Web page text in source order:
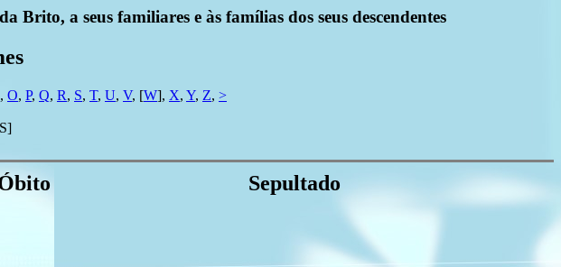
Brito, a seus familiares e às famílias dos seus descendentes
, O, P, Q, R, S, T, U, V, [W], X, Y, Z, >
Sepultado